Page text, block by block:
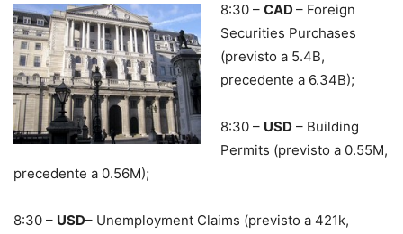
8:30 – CAD – Foreign
Securities Purchases
(previsto a 5.4B,
precedente a 6.34B);
8:30 – USD – Building
Permits (previsto a 0.55M,
precedente a 0.56M);
8:30 – USD– Unemployment Claims (previsto a 421k,